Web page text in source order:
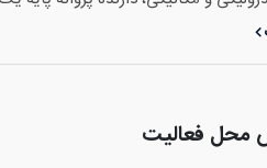
محل فعالیت